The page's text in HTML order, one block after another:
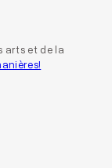
arts et de la